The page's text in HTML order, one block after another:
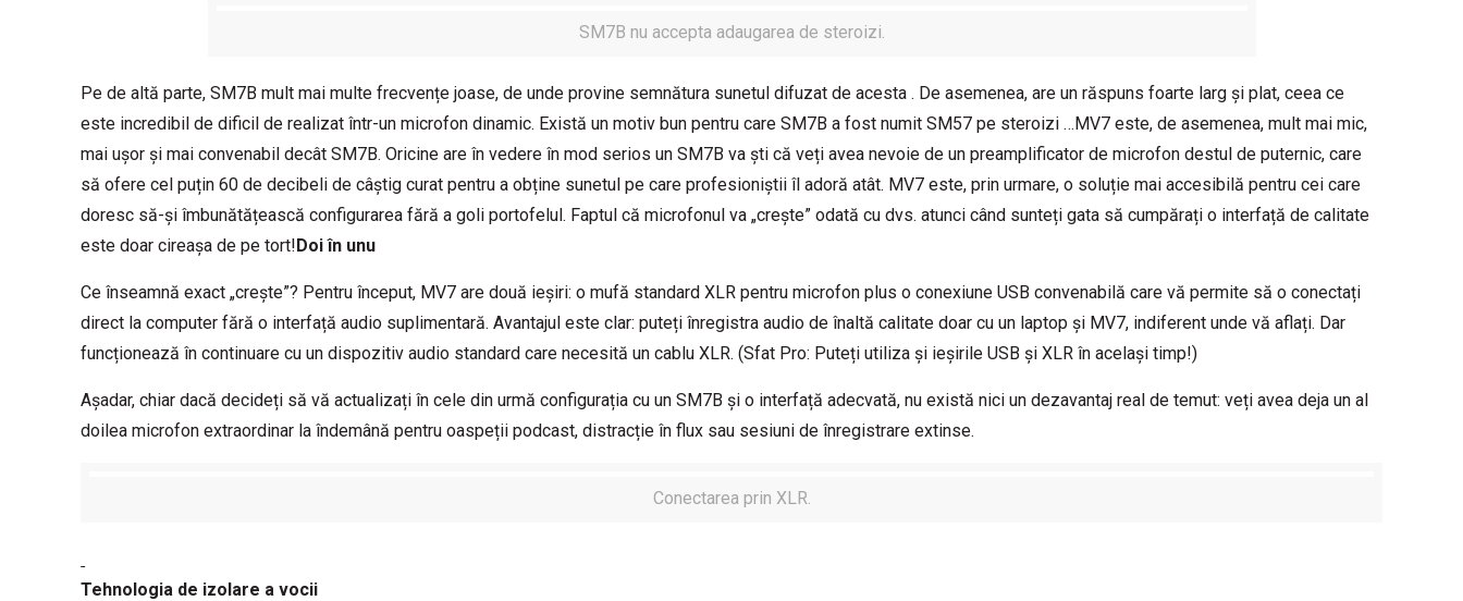
SM7B nu accepta adaugarea de steroizi.
Pe de altă parte, SM7B mult mai multe frecvențe joase, de unde provine semnătura sunetul difuzat de acesta . De asemenea, are un răspuns foarte larg și plat, ceea ce
este incredibil de dificil de realizat într-un microfon dinamic. Există un motiv bun pentru care SM7B a fost numit SM57 pe steroizi …MV7 este, de asemenea, mult mai mic,
mai ușor și mai convenabil decât SM7B. Oricine are în vedere în mod serios un SM7B va ști că veți avea nevoie de un preamplificator de microfon destul de puternic, care
să ofere cel puțin 60 de decibeli de câștig curat pentru a obține sunetul pe care profesioniștii îl adoră atât. MV7 este, prin urmare, o soluție mai accesibilă pentru cei care
doresc să-și îmbunătățească configurarea fără a goli portofelul. Faptul că microfonul va „crește” odată cu dvs. atunci când sunteți gata să cumpărați o interfață de calitate
este doar cireașa de pe tort!Doi în unu
Ce înseamnă exact „crește”? Pentru început, MV7 are două ieșiri: o mufă standard XLR pentru microfon plus o conexiune USB convenabilă care vă permite să o conectați
direct la computer fără o interfață audio suplimentară. Avantajul este clar: puteți înregistra audio de înaltă calitate doar cu un laptop și MV7, indiferent unde vă aflați. Dar
funcționează în continuare cu un dispozitiv audio standard care necesită un cablu XLR. (Sfat Pro: Puteți utiliza și ieșirile USB și XLR în același timp!)
Așadar, chiar dacă decideți să vă actualizați în cele din urmă configurația cu un SM7B și o interfață adecvată, nu există nici un dezavantaj real de temut: veți avea deja un al
doilea microfon extraordinar la îndemână pentru oaspeții podcast, distracție în flux sau sesiuni de înregistrare extinse.
Conectarea prin XLR.
Tehnologia de izolare a vocii